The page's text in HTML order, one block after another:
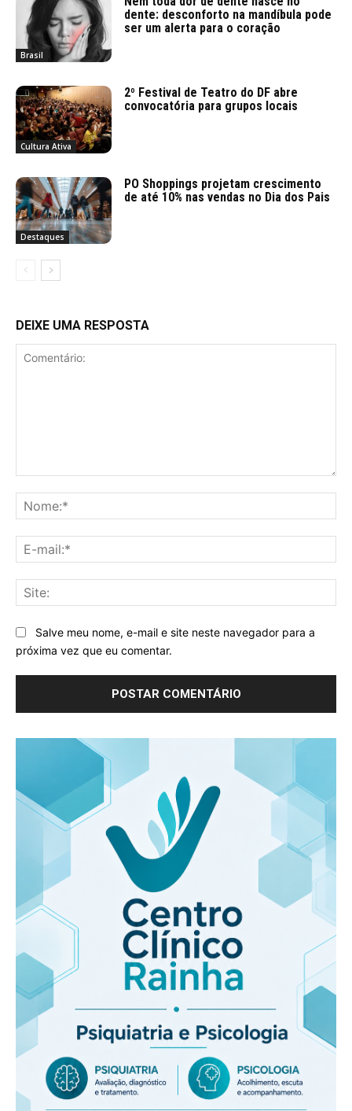
Brasil
dente: desconforto na mandíbula pode
ser um alerta para o coração
Cultura Ativa
2º Festival de Teatro do DF abre
convocatória para grupos locais
Destaques
PO Shoppings projetam crescimento
de até 10% nas vendas no Dia dos Pais
DEIXE UMA RESPOSTA
Salve meu nome, e-mail e site neste navegador para a
próxima vez que eu comentar.